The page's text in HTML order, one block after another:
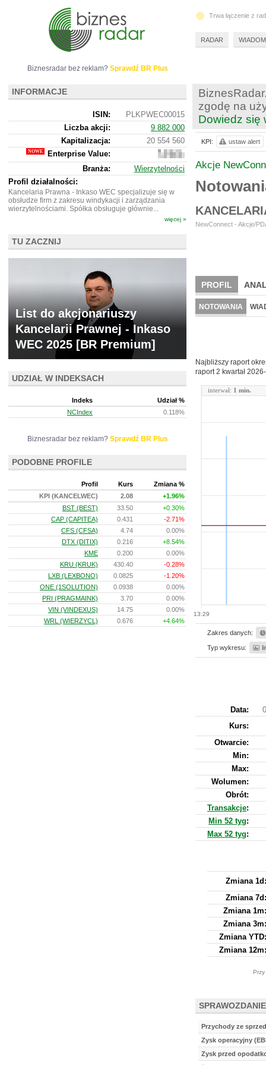
zgodę na
Dowiedz się
Akcje
NewConnect - Akcje/
PROFIL
BR LAB
NOTOWANIA
Najbliższy raport
raport 2 kwartał
13:29
interwał: 1 min.
Zakres danych:
Typ wykresu:
Data:
Kurs:
Otwarcie:
Min:
Max:
Wolumen:
Obrót:
Transakcje:
Min 52 tyg:
Max 52 tyg:
Zmiana 1d:
Zmiana 7d:
Zmiana 1m:
Zmiana 3m:
Zmiana YTD:
Zmiana 12m:
Przychody ze
Zysk operacyjny
Zysk przed
KPI: ustaw alert
Biznesradar bez reklam? Sprawdź BR Plus
INFORMACJE
ISIN:
PLKPWEC00015
Liczba akcji:
9 882 000
Kapitalizacja:
20 554 560
Enterprise Value:
58
837
560
Branża:
Wierzytelności
Profil działalności:
Kancelaria Prawna - Inkaso WEC specjalizuje się w
obsłudze firm z zakresu windykacji i zarządzania
wierzytelnościami. Spółka obsługuje głównie...
więcej »
TU ZACZNIJ
List do akcjonariuszy
Kancelarii Prawnej - Inkaso
WEC 2025 [BR Premium]
UDZIAŁ W INDEKSACH
Indeks
Udział %
NCIndex
0.118%
Biznesradar bez reklam? Sprawdź BR Plus
PODOBNE PROFILE
Profil Kurs
Zmiana %
KPI (KANCELWEC)
2.08
+1.96%
BST (BEST)
33.50
+0.30%
CAP (CAPITEA)
0.431
-2.71%
CFS (CFSA)
4.74
0.00%
DTX (DITIX)
0.216
+8.54%
KME
0.200
0.00%
KRU (KRUK)
430.40
-0.28%
LXB (LEXBONO)
0.0825
-1.20%
ONE (1SOLUTION)
0.0938
0.00%
PRI (PRAGMAINK)
3.70
0.00%
VIN (VINDEXUS)
14.75
0.00%
WRL (WIERZYCL)
0.676 +4.64%
Trwa łączenie z
RADAR